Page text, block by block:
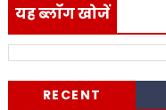
यह ब्लॉग खोजें
RECENT